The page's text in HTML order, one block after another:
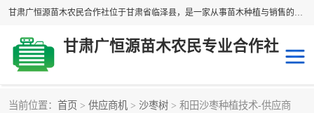
甘肃广恒源苗木农民合作社位于甘肃省临泽县，是一家从事苗木种植与销售的农民合作组织，合作社拥有苗木基地1500多亩，种植苗木品种40多个，年产各类苗木2000多万株。主营：白刺苗、红柳苗、梭梭苗等，我们以“种植一流的苗子，诚信经营”的经营理念，竭诚为每一位客户做优质的服务，欢迎来电咨询！
甘肃广恒源苗木农民专业合作社
当前位置： 首页 > 供应商机 > 沙枣树 > 和田沙枣种植技术-供应商